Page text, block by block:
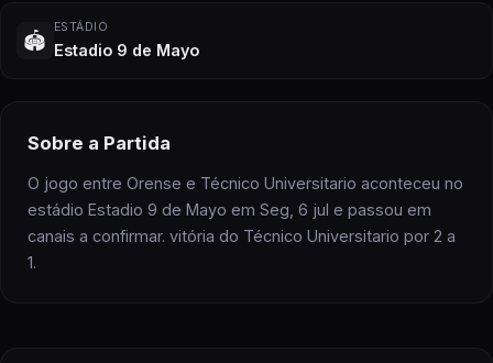
🏟️
ESTÁDIO
Estadio 9 de Mayo
Sobre a Partida
O jogo entre Orense e Técnico Universitario aconteceu no
estádio Estadio 9 de Mayo em Seg, 6 jul e passou em
canais a confirmar. vitória do Técnico Universitario por 2 a
1.